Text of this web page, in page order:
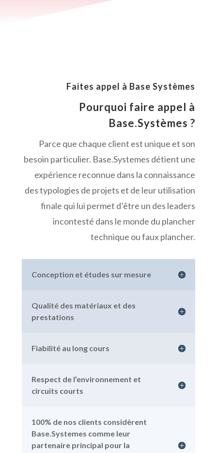
Faites appel à Base Systèmes
Pourquoi faire appel à
Base.Systèmes ?
Parce que chaque client est unique et son
besoin particulier. Base.Systemes détient une
expérience reconnue dans la connaissance
des typologies de projets et de leur utilisation
finale qui lui permet d’être un des leaders
incontesté dans le monde du plancher
technique ou faux plancher.
Conception et études sur mesure
Qualité des matériaux et des
prestations
Fiabilité au long cours
Respect de l’environnement et
circuits courts
100% de nos clients considèrent
Base.Systemes comme leur
partenaire principal pour la